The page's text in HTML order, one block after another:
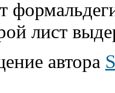
лист
автора